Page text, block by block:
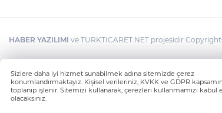
HABER YAZILIMI ve TURKTICARET.NET projesidir
Sizlere daha iyi hizmet sunabilmek adına sitemizde çerez
konumlandırmaktayız. Kişisel verileriniz, KVKK ve GDPR
toplanıp işlenir. Sitemizi kullanarak, çerezleri kullanmamızı kabul
olacaksınız.
Whatsapp